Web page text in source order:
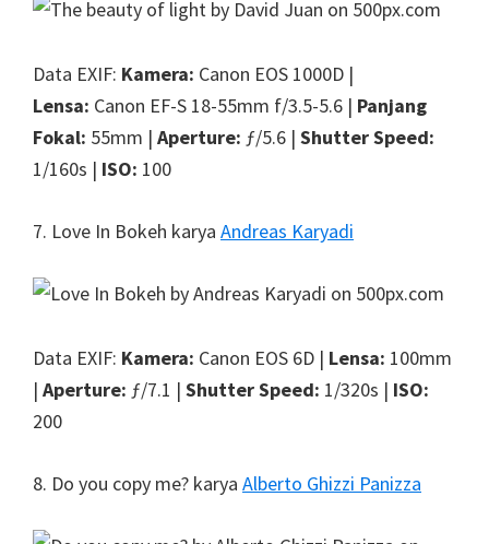
Data EXIF: Kamera: Canon EOS 1000D |
Lensa: Canon EF-S 18-55mm f/3.5-5.6 | Panjang
Fokal: 55mm | Aperture: ƒ/5.6 | Shutter Speed:
1/160s | ISO: 100
7. Love In Bokeh karya Andreas Karyadi
Data EXIF: Kamera: Canon EOS 6D | Lensa: 100mm
| Aperture: ƒ/7.1 | Shutter Speed: 1/320s | ISO:
200
8. Do you copy me? karya Alberto Ghizzi Panizza